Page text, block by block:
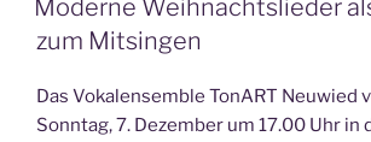
Moderne Weihnachtslieder
zum Mitsingen
Das Vokalensemble TonART Neuwied
Sonntag, 7. Dezember um 17.00 Uhr in